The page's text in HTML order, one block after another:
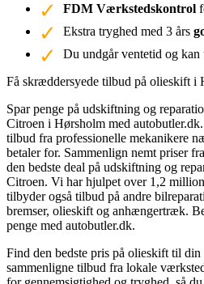
FDM Værkstedskontrol
Ekstra tryghed med 3 års
Du undgår ventetid og kan
Få skræddersyede tilbud på olieskift i
Spar penge på udskiftning og
Citroen i Hørsholm med
tilbud fra professionelle mekanikere
betaler for. Sammenlign nemt priser
den bedste deal på udskiftning og
Citroen. Vi har hjulpet over 1,2
tilbyder også tilbud på andre
bremser, olieskift og anhængertræk.
penge med autobutler.dk.
Find den bedste pris på olieskift til
sammenligne tilbud fra lokale